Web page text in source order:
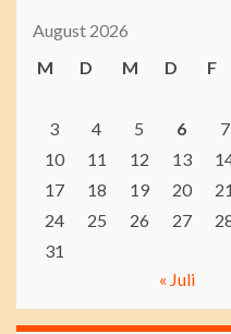
August 2026
M
D M D F
3
4 5 6 7
10
11 12 13
17
18 19 20 21
24
25 26 27
31
« Juli